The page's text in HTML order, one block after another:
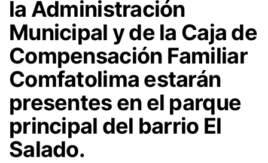
la Administración
Municipal y de la Caja de
Compensación Familiar
Comfatolima estarán
presentes en el parque
principal del barrio El
Salado.